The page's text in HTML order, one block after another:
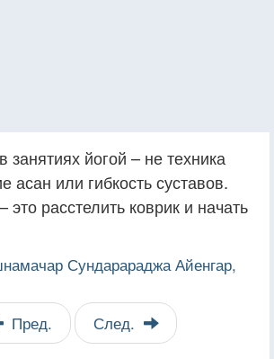
йогой – не техника
асан или гибкость суставов.
расстелить коврик и начать
Сундарараджа Айенгар,
Пред. След.